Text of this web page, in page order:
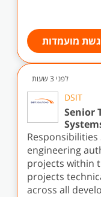
מועמדות
לפני 3 שעות
DSIT
Senior
Responsibilities
engineering
projects within
projects
across all